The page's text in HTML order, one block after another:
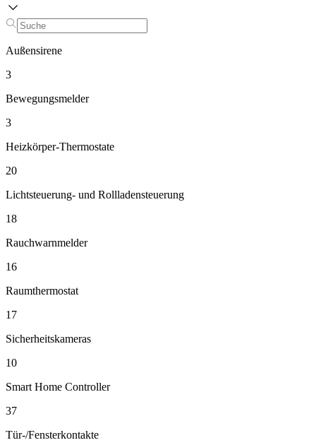
Außensirene
3
Bewegungsmelder
3
Heizkörper-Thermostate
20
Lichtsteuerung- und Rollladensteuerung
18
Rauchwarnmelder
16
Raumthermostat
17
Sicherheitskameras
10
Smart Home Controller
37
Tür-/Fensterkontakte